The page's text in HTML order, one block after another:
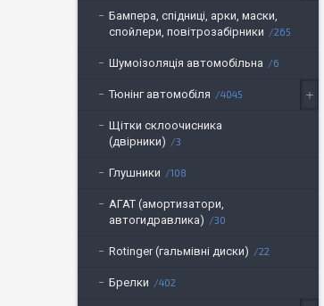
Бампера, спідниці, арки, маски,
спойлери, повітрозабірники
265
Шумоізоляція автомобільна 6
Тюнінг автомобіля 4045
Щітки склоочисника
(двірники)
3
Глушники 108
АГАТ (амортизатори,
автогидравлика)
30
Rotinger (гальмівні диски) 22
Брелки 402